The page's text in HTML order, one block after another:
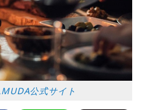
公式サイト